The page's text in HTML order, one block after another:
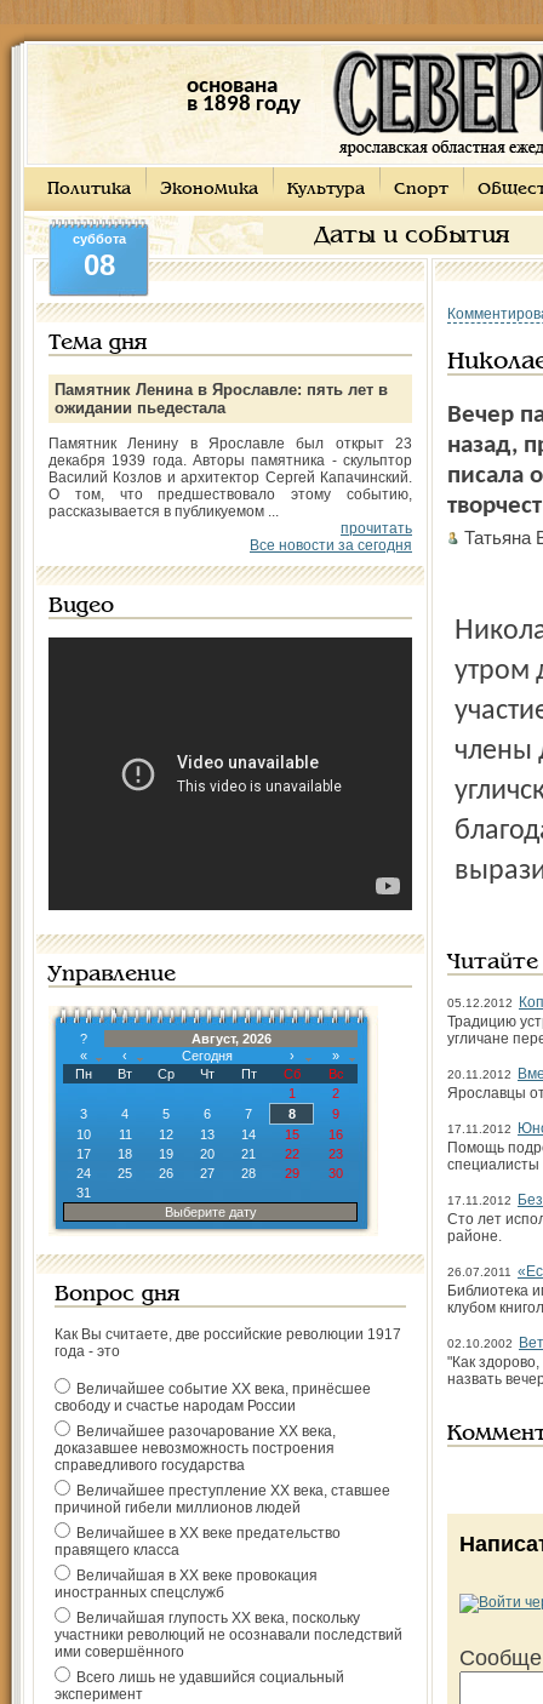
основана
в 1898 году
Политика Экономика Культура Спорт
Даты и события
суббота
08
Тема дня
Памятник Ленина в Ярославле: пять лет в
ожидании пьедестала
Памятник Ленину в Ярославле был открыт 23
декабря 1939 года. Авторы памятника - скульптор
Василий Козлов и архитектор Сергей Капачинский.
О том, что предшествовало этому событию,
рассказывается в публикуемом ...
прочитать
Все новости за сегодня
Видео
Управление
?
Август, 2026
«
‹ Сегодня ›
»
Пн
Вт Ср Чт Пт Сб
Вс
1
2
3
4 5 6 7 8
9
10
11 12 13 14 15
16
17
18 19 20 21 22
23
24
25 26 27 28 29
30
31
Выберите дату
Вопрос дня
Как Вы считаете, две российские революции 1917
года - это
Величайшее событие ХХ века, принёсшее
свободу и счастье народам России
Величайшее разочарование ХХ века,
доказавшее невозможность построения
справедливого государства
Величайшее преступление ХХ века, ставшее
причиной гибели миллионов людей
Величайшее в ХХ веке предательство
правящего класса
Величайшая в ХХ веке провокация
иностранных спецслужб
Величайшая глупость ХХ века, поскольку
участники революций не осознавали последствий
ими совершённого
Всего лишь не удавшийся социальный
эксперимент
Вечер
назад,
писала
Николаевские чтения библиотека проводит ежегодно:
утром
члены
05.12.2012
Традицию
угличане
20.11.2012
Ярославцы
17.11.2012
Помощь
специалисты
17.11.2012
Сто лет
районе.
26.07.2011
Библиотека
клубом
02.10.2002
"Как
назвать